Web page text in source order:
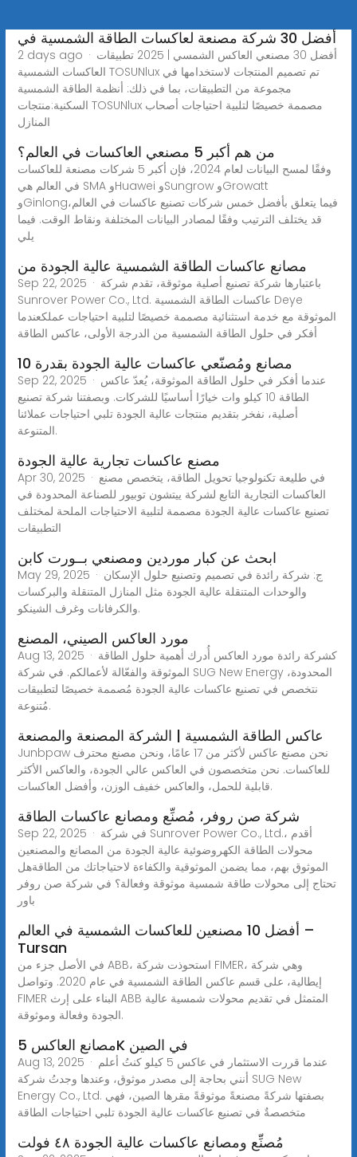
أفضل 30 شركة مصنعة لعاكسات الطاقة الشمسية في
2 days ago · أفضل 30 مصنعي العاكس الشمسي | 2025 تطبيقات
العاكسات الشمسية TOSUNlux تم تصميم المنتجات لاستخدامها في
مجموعة من التطبيقات، بما في ذلك: أنظمة الطاقة الشمسية
السكنية:منتجات TOSUNlux مصممة خصيصًا لتلبية احتياجات أصحاب
المنازل
من هم أكبر 5 مصنعي العاكسات في العالم؟
وفقًا لمسح البيانات لعام 2024، فإن أكبر 5 شركات مصنعة للعاكسات
في العالم هي SMA وHuawei وSungrow وGrowatt
وGinlongفيما يتعلق بأفضل خمس شركات تصنيع عاكسات في العالم،
قد يختلف الترتيب وفقًا لمصادر البيانات المختلفة ونقاط الوقت. فيما
يلي
مصانع عاكسات الطاقة الشمسية عالية الجودة من
Sep 22, 2025 · باعتبارها شركة تصنيع أصلية موثوقة، تقدم شركة
Sunrover Power Co., Ltd. عاكسات الطاقة الشمسية Deye
الموثوقة مع خدمة استثنائية مصممة خصيصًا لتلبية احتياجات عملكعندما
أفكر في حلول الطاقة الشمسية من الدرجة الأولى، عاكس الطاقة
مصانع ومُصنّعي عاكسات عالية الجودة بقدرة 10
Sep 22, 2025 · عندما أفكر في حلول الطاقة الموثوقة، يُعدّ عاكس
الطاقة 10 كيلو وات خيارًا أساسيًا للشركات. وبصفتنا شركة تصنيع
أصلية، نفخر بتقديم منتجات عالية الجودة تلبي احتياجات عملائنا
المتنوعة.
مصنع عاكسات تجارية عالية الجودة
Apr 30, 2025 · في طليعة تكنولوجيا تحويل الطاقة، يتخصص مصنع
العاكسات التجارية التابع لشركة ييتشون توبيور للصناعة المحدودة في
تصنيع عاكسات عالية الجودة مصممة لتلبية الاحتياجات الملحة لمختلف
التطبيقات
ابحث عن كبار موردين ومصنعي بــورت كابن
May 29, 2025 · ج: شركة رائدة في تصميم وتصنيع حلول الإسكان
والوحدات المتنقلة عالية الجودة مثل المنازل المتنقلة والبركسات
والكرفانات وغرف الشينكو.
مورد العاكس الصيني، المصنع
Aug 13, 2025 · كشركة رائدة مورد العاكس أُدرك أهمية حلول الطاقة
الموثوقة والفعّالة لأعمالكم. في شركة SUG New Energy المحدودة،
نتخصص في تصنيع عاكسات عالية الجودة مُصممة خصيصًا لتطبيقات
مُتنوعة.
عاكس الطاقة الشمسية | الشركة المصنعة والمصنعة
Junbpaw نحن مصنع عاكس لأكثر من 17 عامًا، ونحن مصنع محترف
للعاكسات. نحن متخصصون في العاكس عالي الجودة، والعاكس الأكثر
قابلية للحمل، والعاكس خفيف الوزن، وأفضل العاكسات.
شركة صن روفر، مُصنِّع ومصانع عاكسات الطاقة
Sep 22, 2025 · في شركة Sunrover Power Co., Ltd.، أقدم
محولات الطاقة الكهروضوئية عالية الجودة من المصانع والمصنعين
الموثوق بهم، مما يضمن الموثوقية والكفاءة لاحتياجاتك من الطاقةهل
تحتاج إلى محولات طاقة شمسية موثوقة وفعالة؟ في شركة صن روفر
باور
أفضل 10 مصنعين للعاكسات الشمسية في العالم –
Tursan
في الأصل جزء من ABB، استحوذت شركة FIMER، وهي شركة
إيطالية، على قسم عاكس الطاقة الشمسية في عام 2020. وتواصل
FIMER البناء على إرث ABB المتمثل في تقديم محولات شمسية عالية
الجودة وفعالة وموثوقة.
مصانع العاكس 5K في الصين
Aug 13, 2025 · عندما قررت الاستثمار في عاكس 5 كيلو كنتُ أعلم
أنني بحاجة إلى مصدر موثوق، وعندها وجدتُ شركة SUG New
Energy Co., Ltd. بصفتها شركةً مصنعةً موثوقةً مقرها الصين، فهي
متخصصةٌ في تصنيع عاكسات عالية الجودة تلبي احتياجات الطاقة
مُصنِّع ومصانع عاكسات عالية الجودة ٤٨ فولت